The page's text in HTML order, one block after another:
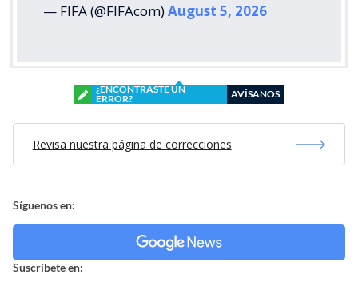
— FIFA (@FIFAcom)August 5, 2026
¿ENCONTRASTE UN
ERROR?
AVÍSANOS
Revisa nuestra página de correcciones
Síguenos en:
Suscríbete en: